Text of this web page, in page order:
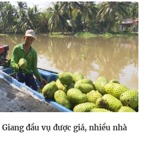
đầu vụ được giá, nhiều nhà